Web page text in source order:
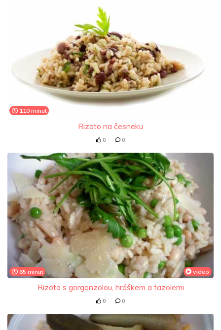
110 minut
Rizoto na česneku
0 0
65 minut video
Rizoto s gorgonzolou, hráškem a fazolemi
0 0